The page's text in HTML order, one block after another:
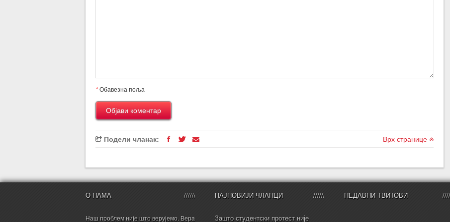
*Обавезна поља
Подели чланак: Врх странице
О НАМА
Наш проблем није што верујемо. Вера
НАЈНОВИЈИ ЧЛАНЦИ
Зашто студентски протест није
НЕДАВНИ ТВИТОВИ